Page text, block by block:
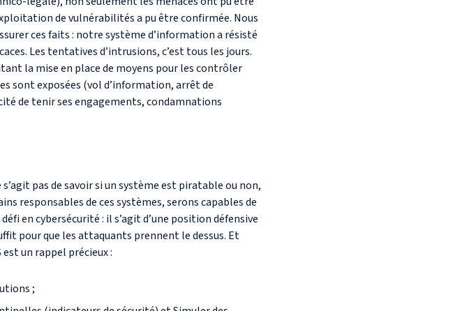
de vulnérabilités a pu être confirmée. Nous
ces faits : notre système d’information a résisté
Les tentatives d’intrusions, c’est tous les jours.
la mise en place de moyens pour les contrôler
sont exposées (vol d’information, arrêt de
de tenir ses engagements, condamnations
pas de savoir si un système est piratable ou non,
responsables de ces systèmes, serons capables de
en cybersécurité : il s’agit d’une position défensive
pour que les attaquants prennent le dessus. Et
un rappel précieux :
;